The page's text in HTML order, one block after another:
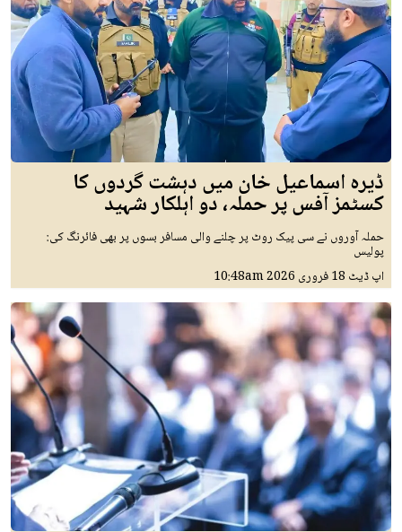
ڈیرہ اسماعیل خان میں دہشت گردوں کا
کسٹمز آفس پر حملہ، دو اہلکار شہید
حملہ آوروں نے سی پیک روٹ پر چلنے والی مسافر بسوں پر بھی فائرنگ کی:
پولیس
اپ ڈیٹ 18 فروری 2026 10:48am